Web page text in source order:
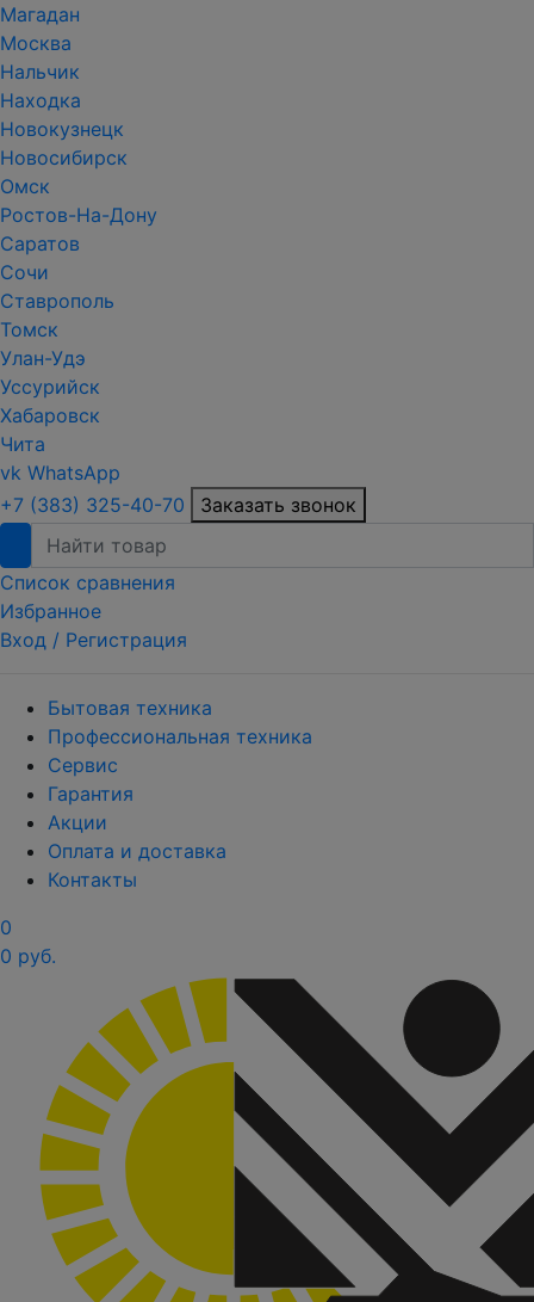
Магадан
Москва
Нальчик
Находка
Новокузнецк
Новосибирск
Омск
Ростов-На-Дону
Саратов
Сочи
Ставрополь
Томск
Улан-Удэ
Уссурийск
Хабаровск
Чита
vk WhatsApp
+7 (383) 325-40-70
Заказать звонок
Список сравнения
Избранное
Вход / Регистрация
Бытовая техника
Профессиональная техника
Сервис
Гарантия
Акции
Оплата и доставка
Контакты
0
0 руб.